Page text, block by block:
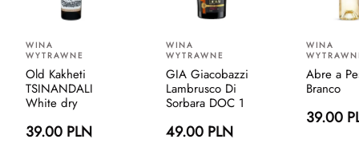
WINA
WYTRAWNE
Old Kakheti
TSINANDALI
White dry
39.00 PLN
WINA
WYTRAWNE
GIA Giacobazzi
Lambrusco Di
Sorbara DOC 1
49.00 PLN
WINA
Abre a
Branco
39.00